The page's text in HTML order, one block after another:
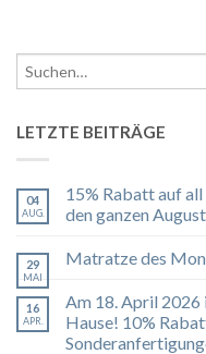
LETZTE BEITRÄGE
04
AUG.
15% Rabatt auf
den ganzen
29
MAI
Matratze des
16
APR.
Am 18. April 2026
Hause! 10%